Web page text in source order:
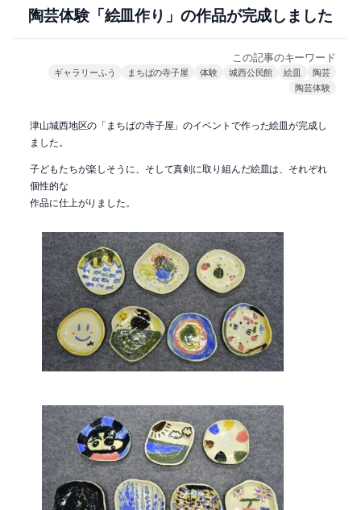
陶芸体験「絵皿作り」の作品が完成しました
この記事のキーワード
ギャラリーふう まちばの寺子屋 体験 城西公民館 絵皿
陶芸
陶芸体験
津山城西地区の「まちばの寺子屋」のイベントで作った絵皿が完成し
ました。
子どもたちが楽しそうに、そして真剣に取り組んだ絵皿は、それぞれ
個性的な
作品に仕上がりました。